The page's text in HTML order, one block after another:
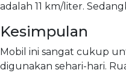
adalah 11 km/liter.
Kesimpulan
Mobil ini sangat cukup
digunakan sehari-hari.